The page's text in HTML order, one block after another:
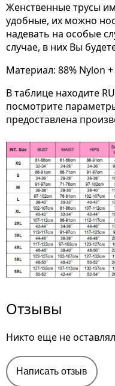
Женственные трусы
удобные, их можно
надевать на особые
случае, в них Вы
Материал: 88% Nylon +
В таблице находите
посмотрите
предоставлена
Отзывы
Никто еще не
Написать отзыв